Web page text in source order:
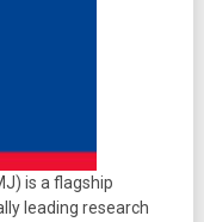
is a flagship
leading research